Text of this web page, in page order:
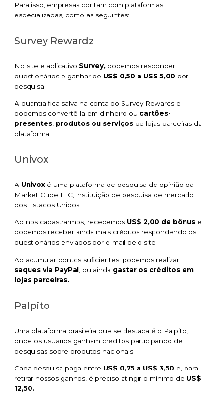
Para isso, empresas contam com plataformas
especializadas, como as seguintes:
Survey Rewardz
No site e aplicativo Survey, podemos responder
questionários e ganhar de US$ 0,50 a US$ 5,00 por
pesquisa.
A quantia fica salva na conta do Survey Rewards e
podemos convertê-la em dinheiro ou cartões-
presentes produtos ou serviços de lojas parceiras da
plataforma.
Univox
A Univox é uma plataforma de pesquisa de opinião da
Market Cube LLC, instituição de pesquisa de mercado
dos Estados Unidos.
Ao nos cadastrarmos, recebemos US$ 2,00 de bônus e
podemos receber ainda mais créditos respondendo os
questionários enviados por e-mail pelo site.
Ao acumular pontos suficientes, podemos realizar
saques via PayPal
, ou ainda gastar os créditos em
lojas parceiras.
Palpito
Uma plataforma brasileira que se destaca é o Palpito,
onde os usuários ganham créditos participando de
pesquisas sobre produtos nacionais.
Cada pesquisa paga entre US$ 0,75 a US$ 3,50 e, para
retirar nossos ganhos, é preciso atingir o mínimo de US$
12,50.